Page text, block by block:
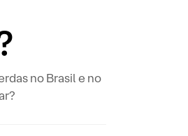
no Brasil e no